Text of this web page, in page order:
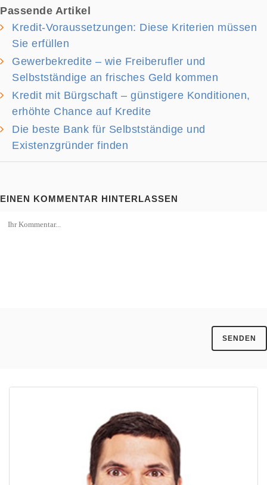
Passende Artikel
Kredit-Voraussetzungen: Diese Kriterien müssen
Sie erfüllen
Gewerbekredite – wie Freiberufler und
Selbstständige an frisches Geld kommen
Kredit mit Bürgschaft – günstigere Konditionen,
erhöhte Chance auf Kredite
Die beste Bank für Selbstständige und
Existenzgründer finden
EINEN KOMMENTAR HINTERLASSEN